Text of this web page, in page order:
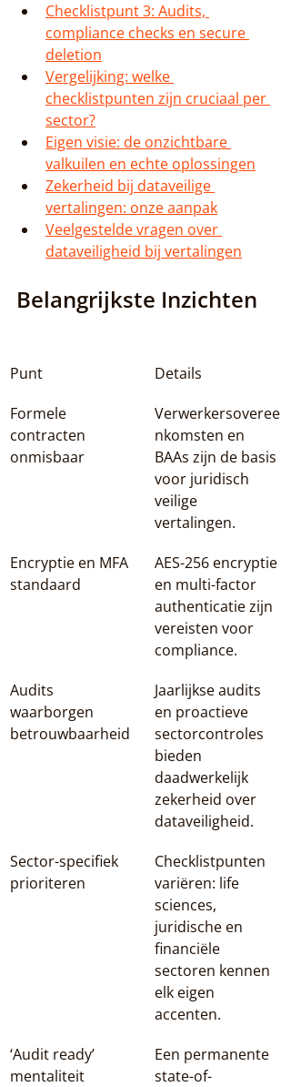
Checklistpunt 3: Audits,
compliance checks en secure
deletion
Vergelijking: welke
checklistpunten zijn cruciaal per
sector?
Eigen visie: de onzichtbare
valkuilen en echte oplossingen
Zekerheid bij dataveilige
vertalingen: onze aanpak
Veelgestelde vragen over
dataveiligheid bij vertalingen
Belangrijkste Inzichten
Punt
Details
Formele
contracten
onmisbaar
Verwerkersoveree
nkomsten en
BAAs zijn de basis
voor juridisch
veilige
vertalingen.
Encryptie en MFA
standaard
AES-256 encryptie
en multi-factor
authenticatie zijn
vereisten voor
compliance.
Audits
waarborgen
betrouwbaarheid
Jaarlijkse audits
en proactieve
sectorcontroles
bieden
daadwerkelijk
zekerheid over
dataveiligheid.
Sector-specifiek
prioriteren
Checklistpunten
variëren: life
sciences,
juridische en
financiële
sectoren kennen
elk eigen
accenten.
‘Audit ready’
mentaliteit
Een permanente
state-of-